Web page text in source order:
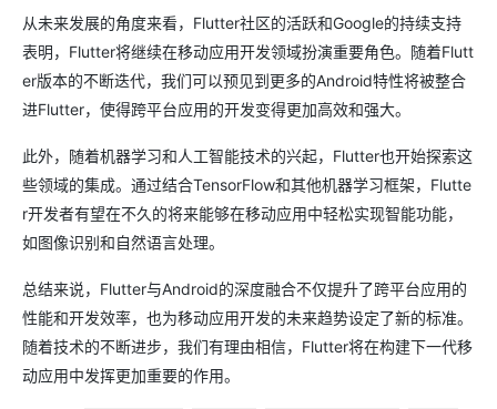
从未来发展的角度来看，Flutter社区的活跃和Google的持续支持
表明，Flutter将继续在移动应用开发领域扮演重要角色。随着Flutt
er版本的不断迭代，我们可以预见到更多的Android特性将被整合
进Flutter，使得跨平台应用的开发变得更加高效和强大。
此外，随着机器学习和人工智能技术的兴起，Flutter也开始探索这
些领域的集成。通过结合TensorFlow和其他机器学习框架，Flutte
r开发者有望在不久的将来能够在移动应用中轻松实现智能功能，
如图像识别和自然语言处理。
总结来说，Flutter与Android的深度融合不仅提升了跨平台应用的
性能和开发效率，也为移动应用开发的未来趋势设定了新的标准。
随着技术的不断进步，我们有理由相信，Flutter将在构建下一代移
动应用中发挥更加重要的作用。